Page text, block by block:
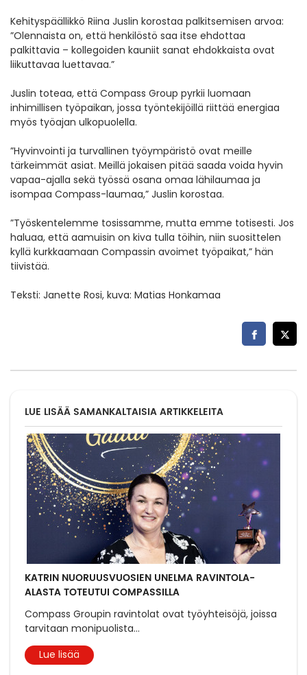
Kehityspäällikkö Riina Juslin korostaa palkitsemisen arvoa:
”Olennaista on, että henkilöstö saa itse ehdottaa
palkittavia – kollegoiden kauniit sanat ehdokkaista ovat
liikuttavaa luettavaa.”
Juslin toteaa, että Compass Group pyrkii luomaan
inhimillisen työpaikan, jossa työntekijöillä riittää energiaa
myös työajan ulkopuolella.
”Hyvinvointi ja turvallinen työympäristö ovat meille
tärkeimmät asiat. Meillä jokaisen pitää saada voida hyvin
vapaa-ajalla sekä työssä osana omaa lähilaumaa ja
isompaa Compass-laumaa,” Juslin korostaa.
”Työskentelemme tosissamme, mutta emme totisesti. Jos
haluaa, että aamuisin on kiva tulla töihin, niin suosittelen
kyllä kurkkaamaan Compassin avoimet työpaikat,” hän
tiivistää.
Teksti: Janette Rosi, kuva: Matias Honkamaa
LUE LISÄÄ SAMANKALTAISIA ARTIKKELEITA
KATRIN NUORUUSVUOSIEN UNELMA RAVINTOLA-
ALASTA TOTEUTUI COMPASSILLA
Compass Groupin ravintolat ovat työyhteisöjä, joissa
tarvitaan monipuolista...
Lue lisää